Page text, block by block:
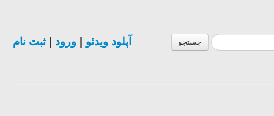
جستجو آپلود ویدئو ورود |ثبت نام